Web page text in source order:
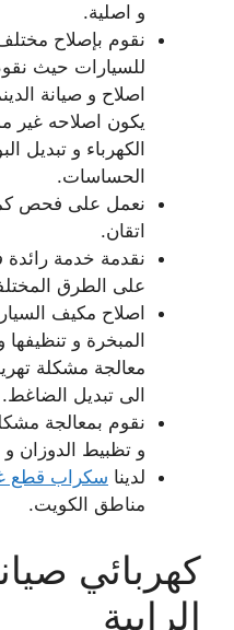
و اصلية.
نقوم بإصلاح مختلف
للسيارات حيث
اصلاح و صيانة
يكون اصلاحه غير
الكهرباء و تبديل
الحساسات.
نعمل على فحص
اتقان.
نقدمة خدمة رائدة
على الطرق
اصلاح مكيف
المبخرة و تنظيفها
معالجة مشكلة
الى تبديل الضاغط.
نقوم بمعالجة
و تظبيط الدوزان و
لدينا سكراب قطع
مناطق الكويت.
كهربائي
الرابية